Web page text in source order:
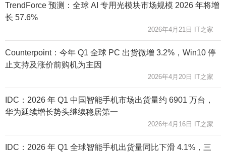
TrendForce 预测：全球 AI 专用光模块市场规模 2026 年将增
长 57.6%
2026年4月21日 IT之家
Counterpoint：今年 Q1 全球 PC 出货微增 3.2%，Win10 停
止支持及涨价前购机为主因
2026年4月20日 IT之家
IDC：2026 年 Q1 中国智能手机市场出货量约 6901 万台，
华为延续增长势头继续稳居第一
2026年4月16日 IT之家
IDC：2026 年 Q1 全球智能手机出货量同比下滑 4.1%，三